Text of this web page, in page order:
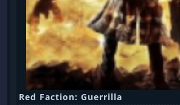
Red Faction: Guerrilla